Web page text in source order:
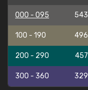
000 - 095 543
100 - 190 496
200 - 290 457
300 - 360 329